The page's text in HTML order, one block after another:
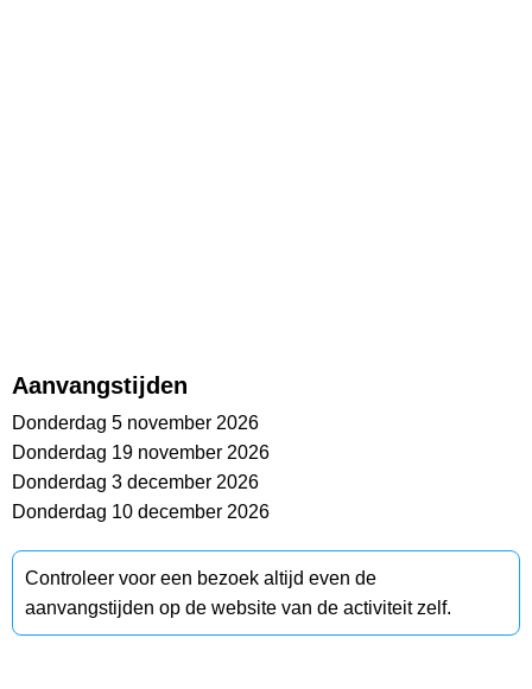
Aanvangstijden
Donderdag 5 november 2026
Donderdag 19 november 2026
Donderdag 3 december 2026
Donderdag 10 december 2026
Controleer voor een bezoek altijd even de
aanvangstijden op de website van de activiteit zelf.